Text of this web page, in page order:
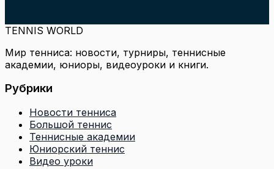
TENNIS WORLD
Мир тенниса: новости, турниры, теннисные
академии, юниоры, видеоуроки и книги.
Рубрики
Новости тенниса
Большой теннис
Теннисные академии
Юниорский теннис
Видео уроки